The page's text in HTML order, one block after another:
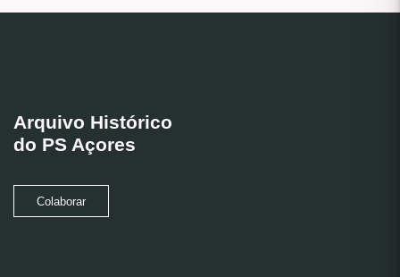
Arquivo Histórico
do PS Açores
Colaborar